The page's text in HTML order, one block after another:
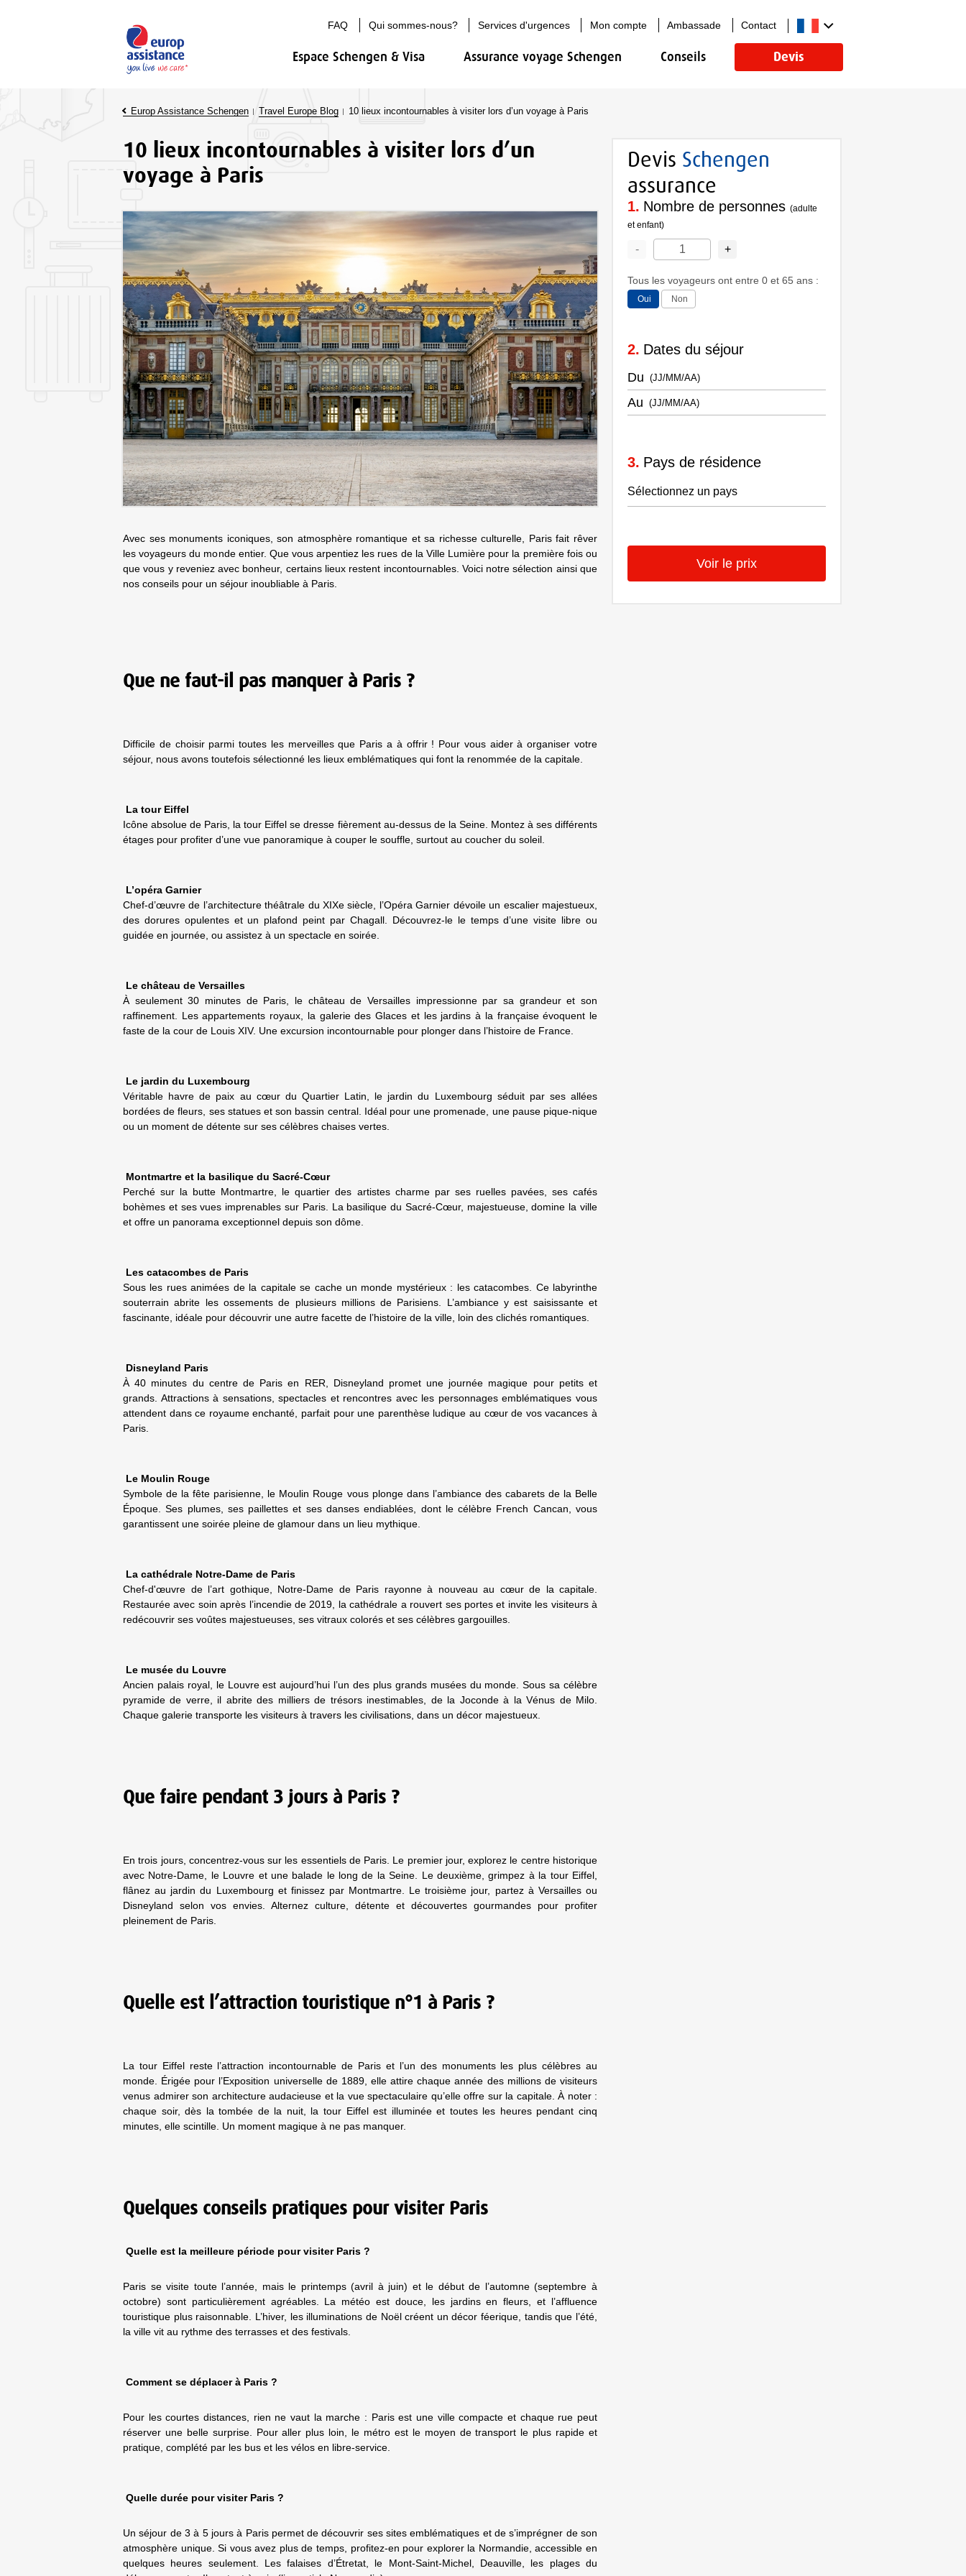
Espace Schengen & Visa Assurance voyage Schengen Conseils Devis
FAQ Qui sommes-nous? Services d'urgences Mon compte Ambassade Contact
Europ Assistance Schengen Travel Europe Blog 10 lieux incontournables à visiter lors d’un voyage à Paris
10 lieux incontournables à visiter lors d’un
voyage à Paris
Avec ses monuments iconiques, son atmosphère romantique et sa richesse culturelle, Paris fait rêver
les voyageurs du monde entier. Que vous arpentiez les rues de la Ville Lumière pour la première fois ou
que vous y reveniez avec bonheur, certains lieux restent incontournables. Voici notre sélection ainsi que
nos conseils pour un séjour inoubliable à Paris.
Que ne faut-il pas manquer à Paris ?
Difficile de choisir parmi toutes les merveilles que Paris a à offrir ! Pour vous aider à organiser votre
séjour, nous avons toutefois sélectionné les lieux emblématiques qui font la renommée de la capitale.
La tour Eiffel
Icône absolue de Paris, la tour Eiffel se dresse fièrement au-dessus de la Seine. Montez à ses différents
étages pour profiter d’une vue panoramique à couper le souffle, surtout au coucher du soleil.
L’opéra Garnier
Chef-d’œuvre de l’architecture théâtrale du XIXe siècle, l’Opéra Garnier dévoile un escalier majestueux,
des dorures opulentes et un plafond peint par Chagall. Découvrez-le le temps d’une visite libre ou
guidée en journée, ou assistez à un spectacle en soirée.
Le château de Versailles
À seulement 30 minutes de Paris, le château de Versailles impressionne par sa grandeur et son
raffinement. Les appartements royaux, la galerie des Glaces et les jardins à la française évoquent le
faste de la cour de Louis XIV. Une excursion incontournable pour plonger dans l’histoire de France.
Le jardin du Luxembourg
Véritable havre de paix au cœur du Quartier Latin, le jardin du Luxembourg séduit par ses allées
bordées de fleurs, ses statues et son bassin central. Idéal pour une promenade, une pause pique-nique
ou un moment de détente sur ses célèbres chaises vertes.
Montmartre et la basilique du Sacré-Cœur
Perché sur la butte Montmartre, le quartier des artistes charme par ses ruelles pavées, ses cafés
bohèmes et ses vues imprenables sur Paris. La basilique du Sacré-Cœur, majestueuse, domine la ville
et offre un panorama exceptionnel depuis son dôme.
Les catacombes de Paris
Sous les rues animées de la capitale se cache un monde mystérieux : les catacombes. Ce labyrinthe
souterrain abrite les ossements de plusieurs millions de Parisiens. L’ambiance y est saisissante et
fascinante, idéale pour découvrir une autre facette de l’histoire de la ville, loin des clichés romantiques.
Disneyland Paris
À 40 minutes du centre de Paris en RER, Disneyland promet une journée magique pour petits et
grands. Attractions à sensations, spectacles et rencontres avec les personnages emblématiques vous
attendent dans ce royaume enchanté, parfait pour une parenthèse ludique au cœur de vos vacances à
Paris.
Le Moulin Rouge
Symbole de la fête parisienne, le Moulin Rouge vous plonge dans l’ambiance des cabarets de la Belle
Époque. Ses plumes, ses paillettes et ses danses endiablées, dont le célèbre French Cancan, vous
garantissent une soirée pleine de glamour dans un lieu mythique.
La cathédrale Notre-Dame de Paris
Chef-d'œuvre de l’art gothique, Notre-Dame de Paris rayonne à nouveau au cœur de la capitale.
Restaurée avec soin après l’incendie de 2019, la cathédrale a rouvert ses portes et invite les visiteurs à
redécouvrir ses voûtes majestueuses, ses vitraux colorés et ses célèbres gargouilles.
Le musée du Louvre
Ancien palais royal, le Louvre est aujourd’hui l’un des plus grands musées du monde. Sous sa célèbre
pyramide de verre, il abrite des milliers de trésors inestimables, de la Joconde à la Vénus de Milo.
Chaque galerie transporte les visiteurs à travers les civilisations, dans un décor majestueux.
Que faire pendant 3 jours à Paris ?
En trois jours, concentrez-vous sur les essentiels de Paris. Le premier jour, explorez le centre historique
avec Notre-Dame, le Louvre et une balade le long de la Seine. Le deuxième, grimpez à la tour Eiffel,
flânez au jardin du Luxembourg et finissez par Montmartre. Le troisième jour, partez à Versailles ou
Disneyland selon vos envies. Alternez culture, détente et découvertes gourmandes pour profiter
pleinement de Paris.
Quelle est l’attraction touristique n°1 à Paris ?
La tour Eiffel reste l’attraction incontournable de Paris et l’un des monuments les plus célèbres au
monde. Érigée pour l’Exposition universelle de 1889, elle attire chaque année des millions de visiteurs
venus admirer son architecture audacieuse et la vue spectaculaire qu’elle offre sur la capitale. À noter :
chaque soir, dès la tombée de la nuit, la tour Eiffel est illuminée et toutes les heures pendant cinq
minutes, elle scintille. Un moment magique à ne pas manquer.
Quelques conseils pratiques pour visiter Paris
Quelle est la meilleure période pour visiter Paris ?
Paris se visite toute l’année, mais le printemps (avril à juin) et le début de l’automne (septembre à
octobre) sont particulièrement agréables. La météo est douce, les jardins en fleurs, et l’affluence
touristique plus raisonnable. L’hiver, les illuminations de Noël créent un décor féerique, tandis que l’été,
la ville vit au rythme des terrasses et des festivals.
Comment se déplacer à Paris ?
Pour les courtes distances, rien ne vaut la marche : Paris est une ville compacte et chaque rue peut
réserver une belle surprise. Pour aller plus loin, le métro est le moyen de transport le plus rapide et
pratique, complété par les bus et les vélos en libre-service.
Quelle durée pour visiter Paris ?
Un séjour de 3 à 5 jours à Paris permet de découvrir ses sites emblématiques et de s’imprégner de son
atmosphère unique. Si vous avez plus de temps, profitez-en pour explorer la Normandie, accessible en
quelques heures seulement. Les falaises d’Étretat, le Mont-Saint-Michel, Deauville, les plages du
Devis Schengen
assurance
Nombre de personnes (adulte
et enfant)
- +
Tous les voyageurs ont entre 0 et 65 ans :
Oui Non
Dates du séjour
Du
Au
Pays de résidence